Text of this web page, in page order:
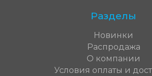
Разделы
Новинки
Распродажа
О компании
Условия оплаты и